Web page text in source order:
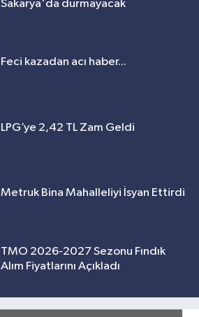
Sakarya'da durmayacak
Feci kazadan acı haber...
LPG’ye 2,42 TL Zam Geldi
Metruk Bina Mahalleliyi İsyan Ettirdi
TMO 2026-2027 Sezonu Fındık
Alım Fiyatlarını Açıkladı